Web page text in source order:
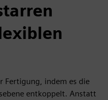
Fertigung, indem es die
entkoppelt. Anstatt